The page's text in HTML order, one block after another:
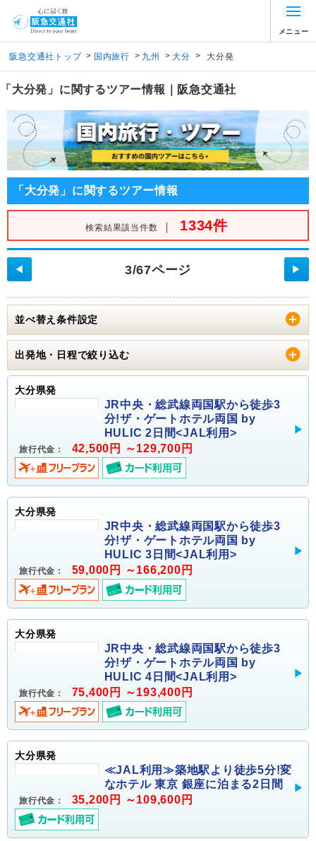
メニュー
阪急交通社トップ > 国内旅行 > 九州 > 大分 > 大分発
「大分発」に関するツアー情報｜阪急交通社
「大分発」に関するツアー情報
検索結果該当件数 ｜ 1334件
3/67ページ
◀ ▶
並べ替え条件設定
出発地・日程で絞り込む
大分県発
JR中央・総武線両国駅から徒歩3
分!ザ・ゲートホテル両国 by
HULIC 2日間<JAL利用>
旅行代金： 42,500円 ～129,700円
大分県発
JR中央・総武線両国駅から徒歩3
分!ザ・ゲートホテル両国 by
HULIC 3日間<JAL利用>
旅行代金： 59,000円 ～166,200円
大分県発
JR中央・総武線両国駅から徒歩3
分!ザ・ゲートホテル両国 by
HULIC 4日間<JAL利用>
旅行代金： 75,400円 ～193,400円
大分県発
≪JAL利用≫築地駅より徒歩5分!変
なホテル 東京 銀座に泊まる2日間
旅行代金： 35,200円 ～109,600円